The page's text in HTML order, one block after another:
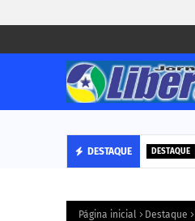
DESTAQUE DESTAQUE
Página inicial Destaque